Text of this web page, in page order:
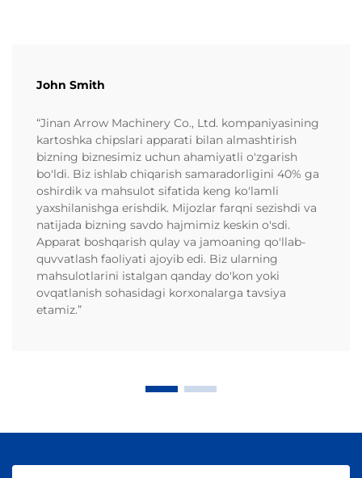
John Smith
“Jinan Arrow Machinery Co., Ltd. kompaniyasining
kartoshka chipslari apparati bilan almashtirish
bizning biznesimiz uchun ahamiyatli o'zgarish
bo'ldi. Biz ishlab chiqarish samaradorligini 40% ga
oshirdik va mahsulot sifatida keng ko'lamli
yaxshilanishga erishdik. Mijozlar farqni sezishdi va
natijada bizning savdo hajmimiz keskin o'sdi.
Apparat boshqarish qulay va jamoaning qo'llab-
quvvatlash faoliyati ajoyib edi. Biz ularning
mahsulotlarini istalgan qanday do'kon yoki
ovqatlanish sohasidagi korxonalarga tavsiya
etamiz.”